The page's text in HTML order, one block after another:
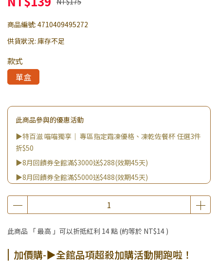
商品編號: 4710409495272
供貨狀況: 庫存不足
款式
單盒
此商品參與的優惠活動
▶特百滋 喵喵獨享｜ 專區指定霜凍優格、凍乾佐餐杯 任選3件
折$50
▶8月回饋券全館滿$3000送$288(效期45天)
▶8月回饋券全館滿$5000送$488(效期45天)
▶8月回饋券全館滿$8000送$888(效期45天)
▶全館不限消費金額｜享超值價$19起 加購自然主義嚐鮮試吃
▶王國加購活動 訂單享超值優惠價加購好物
此商品 「 最高 」可以折抵紅利 14點 (約等於 NT$14 )
加價購-▶全館品項超殺加購活動開跑啦！